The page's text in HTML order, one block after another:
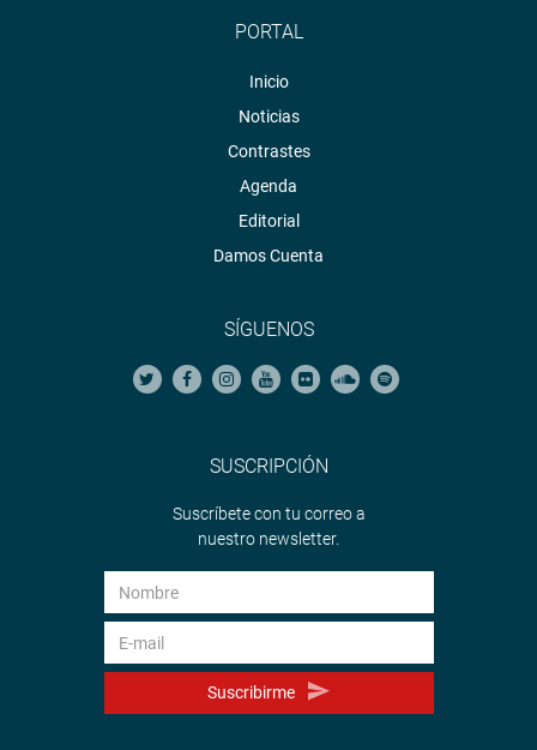
PORTAL
Inicio
Noticias
Contrastes
Agenda
Editorial
Damos Cuenta
SÍGUENOS
SUSCRIPCIÓN
Suscríbete con tu correo a
nuestro newsletter.
Suscribirme